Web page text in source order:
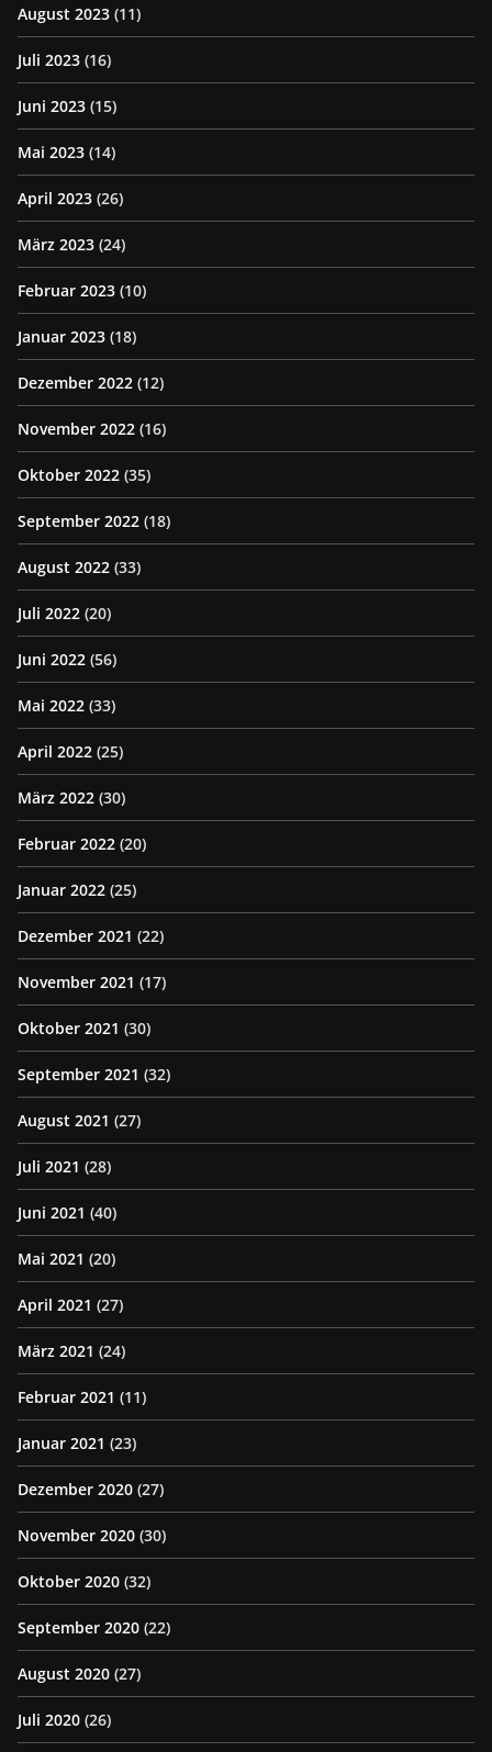
August 2023 (11)
Juli 2023 (16)
Juni 2023 (15)
Mai 2023 (14)
April 2023 (26)
März 2023 (24)
Februar 2023 (10)
Januar 2023 (18)
Dezember 2022 (12)
November 2022 (16)
Oktober 2022 (35)
September 2022 (18)
August 2022 (33)
Juli 2022 (20)
Juni 2022 (56)
Mai 2022 (33)
April 2022 (25)
März 2022 (30)
Februar 2022 (20)
Januar 2022 (25)
Dezember 2021 (22)
November 2021 (17)
Oktober 2021 (30)
September 2021 (32)
August 2021 (27)
Juli 2021 (28)
Juni 2021 (40)
Mai 2021 (20)
April 2021 (27)
März 2021 (24)
Februar 2021 (11)
Januar 2021 (23)
Dezember 2020 (27)
November 2020 (30)
Oktober 2020 (32)
September 2020 (22)
August 2020 (27)
Juli 2020 (26)